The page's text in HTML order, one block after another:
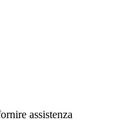
assistenza